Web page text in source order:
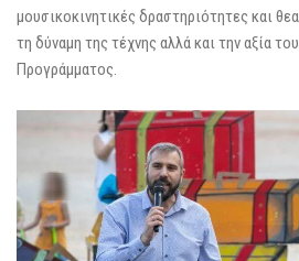
μουσικοκινητικές δραστηριότητες και
τη δύναμη της τέχνης αλλά και την αξία
Προγράμματος.